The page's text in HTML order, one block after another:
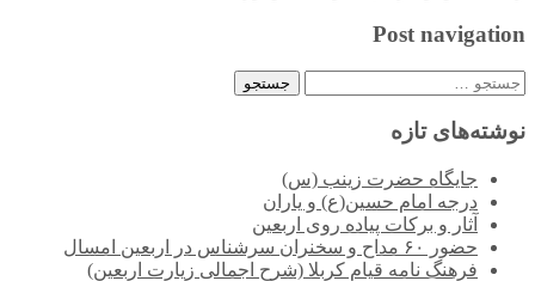
Post navigation
جستجو
نوشته‌های تازه
جایگاه حضرت زینب (س)
درجه امام حسین(ع) و یاران
آثار و برکات پیاده روی اربعین
حضور ۶۰ مداح و سخنران سرشناس در اربعین امسال
فرهنگ نامه قیام کربلا (شرح اجمالی زیارت اربعین)